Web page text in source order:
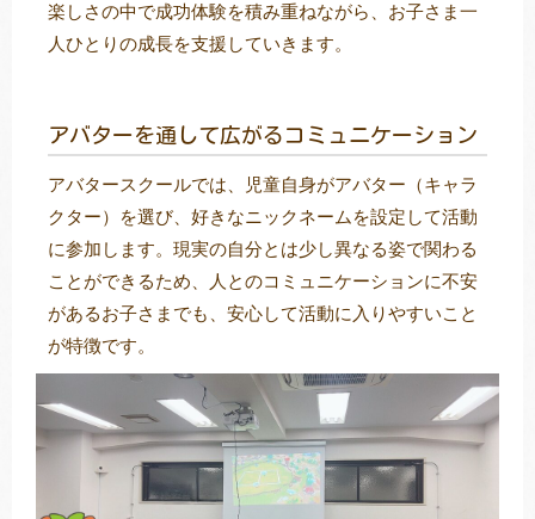
楽しさの中で成功体験を積み重ねながら、お子さま一
人ひとりの成長を支援していきます。
アバターを通して広がるコミュニケーション
アバタースクールでは、児童自身がアバター（キャラ
クター）を選び、好きなニックネームを設定して活動
に参加します。現実の自分とは少し異なる姿で関わる
ことができるため、人とのコミュニケーションに不安
があるお子さまでも、安心して活動に入りやすいこと
が特徴です。